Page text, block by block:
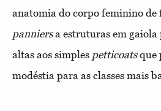
anatomia do corpo feminino
panniersa estruturas em gaiola
altas aos simples petticoatsque
modéstia para as classes mais